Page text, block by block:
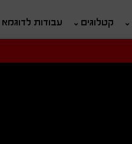
קטלוגים עבודות לדוגמא